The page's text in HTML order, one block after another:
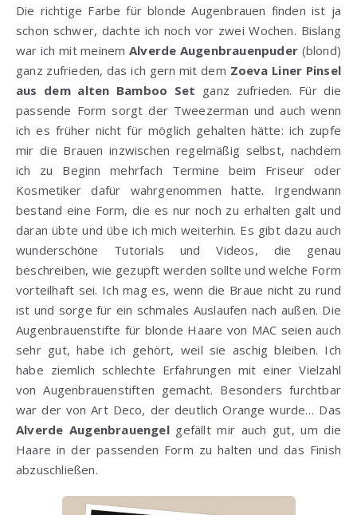
Die richtige Farbe für blonde Augenbrauen finden ist ja
schon schwer, dachte ich noch vor zwei Wochen. Bislang
war ich mit meinem Alverde Augenbrauenpuder (blond)
ganz zufrieden, das ich gern mit dem Zoeva Liner Pinsel
aus dem alten Bamboo Set ganz zufrieden. Für die
passende Form sorgt der Tweezerman und auch wenn
ich es früher nicht für möglich gehalten hätte: ich zupfe
mir die Brauen inzwischen regelmäßig selbst, nachdem
ich zu Beginn mehrfach Termine beim Friseur oder
Kosmetiker dafür wahrgenommen hatte. Irgendwann
bestand eine Form, die es nur noch zu erhalten galt und
daran übte und übe ich mich weiterhin. Es gibt dazu auch
wunderschöne Tutorials und Videos, die genau
beschreiben, wie gezupft werden sollte und welche Form
vorteilhaft sei. Ich mag es, wenn die Braue nicht zu rund
ist und sorge für ein schmales Auslaufen nach außen. Die
Augenbrauenstifte für blonde Haare von MAC seien auch
sehr gut, habe ich gehört, weil sie aschig bleiben. Ich
habe ziemlich schlechte Erfahrungen mit einer Vielzahl
von Augenbrauenstiften gemacht. Besonders furchtbar
war der von Art Deco, der deutlich Orange wurde… Das
Alverde Augenbrauengelgefällt mir auch gut, um die
Haare in der passenden Form zu halten und das Finish
abzuschließen.